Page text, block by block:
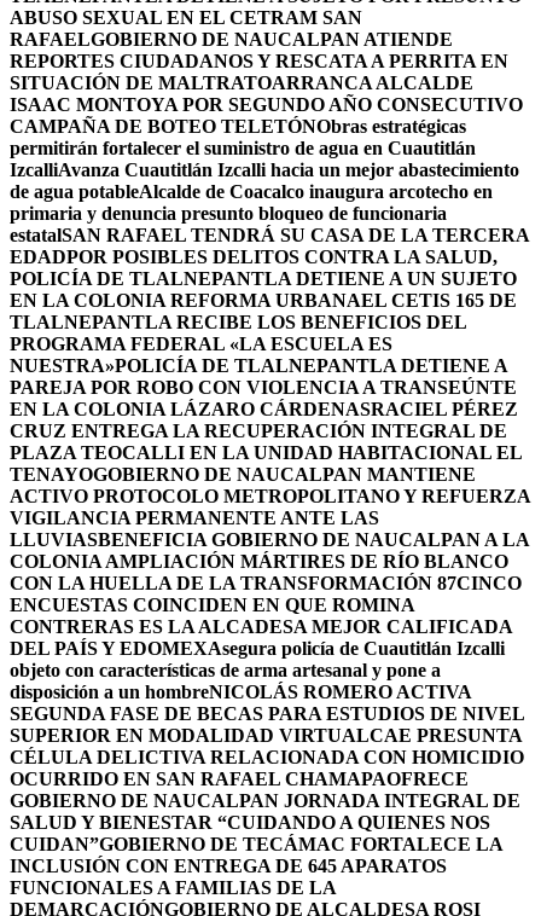
ABUSO SEXUAL EN EL CETRAM SAN
RAFAELGOBIERNO DE NAUCALPAN ATIENDE
REPORTES CIUDADANOS Y RESCATA A PERRITA EN
SITUACIÓN DE MALTRATOARRANCA ALCALDE
ISAAC MONTOYA POR SEGUNDO AÑO CONSECUTIVO
CAMPAÑA DE BOTEO TELETÓNObras estratégicas
permitirán fortalecer el suministro de agua en Cuautitlán
IzcalliAvanza Cuautitlán Izcalli hacia un mejor abastecimiento
de agua potableAlcalde de Coacalco inaugura arcotecho en
primaria y denuncia presunto bloqueo de funcionaria
estatalSAN RAFAEL TENDRÁ SU CASA DE LA TERCERA
EDADPOR POSIBLES DELITOS CONTRA LA SALUD,
POLICÍA DE TLALNEPANTLA DETIENE A UN SUJETO
EN LA COLONIA REFORMA URBANAEL CETIS 165 DE
TLALNEPANTLA RECIBE LOS BENEFICIOS DEL
PROGRAMA FEDERAL «LA ESCUELA ES
NUESTRA»POLICÍA DE TLALNEPANTLA DETIENE A
PAREJA POR ROBO CON VIOLENCIA A TRANSEÚNTE
EN LA COLONIA LÁZARO CÁRDENASRACIEL PÉREZ
CRUZ ENTREGA LA RECUPERACIÓN INTEGRAL DE
PLAZA TEOCALLI EN LA UNIDAD HABITACIONAL EL
TENAYOGOBIERNO DE NAUCALPAN MANTIENE
ACTIVO PROTOCOLO METROPOLITANO Y REFUERZA
VIGILANCIA PERMANENTE ANTE LAS
LLUVIASBENEFICIA GOBIERNO DE NAUCALPAN A LA
COLONIA AMPLIACIÓN MÁRTIRES DE RÍO BLANCO
CON LA HUELLA DE LA TRANSFORMACIÓN 87CINCO
ENCUESTAS COINCIDEN EN QUE ROMINA
CONTRERAS ES LA ALCADESA MEJOR CALIFICADA
DEL PAÍS Y EDOMEXAsegura policía de Cuautitlán Izcalli
objeto con características de arma artesanal y pone a
disposición a un hombreNICOLÁS ROMERO ACTIVA
SEGUNDA FASE DE BECAS PARA ESTUDIOS DE NIVEL
SUPERIOR EN MODALIDAD VIRTUALCAE PRESUNTA
CÉLULA DELICTIVA RELACIONADA CON HOMICIDIO
OCURRIDO EN SAN RAFAEL CHAMAPAOFRECE
GOBIERNO DE NAUCALPAN JORNADA INTEGRAL DE
SALUD Y BIENESTAR “CUIDANDO A QUIENES NOS
CUIDAN”GOBIERNO DE TECÁMAC FORTALECE LA
INCLUSIÓN CON ENTREGA DE 645 APARATOS
FUNCIONALES A FAMILIAS DE LA
DEMARCACIÓNGOBIERNO DE ALCALDESA ROSI